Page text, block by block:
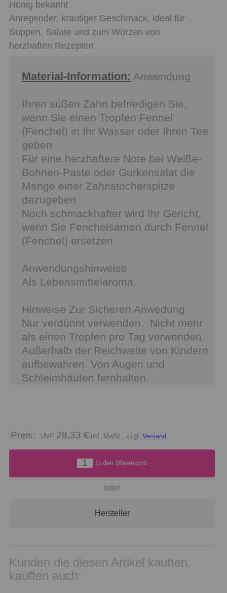
Honig bekannt
Anregender, krautiger Geschmack, ideal für
Suppen, Salate und zum Würzen von
herzhaften Rezepten
Material-Information: Anwendung
Ihren süßen Zahn befriedigen Sie,
wenn Sie einen Tropfen Fennel
(Fenchel) in Ihr Wasser oder Ihren Tee
geben
Für eine herzhaftere Note bei Weiße-
Bohnen-Paste oder Gurkensalat die
Menge einer Zahnstocherspitze
dazugeben
Noch schmackhafter wird Ihr Gericht,
wenn Sie Fenchelsamen durch Fennel
(Fenchel) ersetzen
Anwendungshinweise
Als Lebensmittelaroma.
Hinweise Zur Sicheren Anwedung
Nur verdünnt verwenden. Nicht mehr
als einen Tropfen pro Tag verwenden.
Außerhalb der Reichweite von Kindern
aufbewahren. Von Augen und
Schleimhäuten fernhalten.
Preis: 28,33 €inkl. MwSt., zzgl. Versand
In den Warenkorb
oder
Hersteller
Kunden die diesen Artikel kauften,
kauften auch: